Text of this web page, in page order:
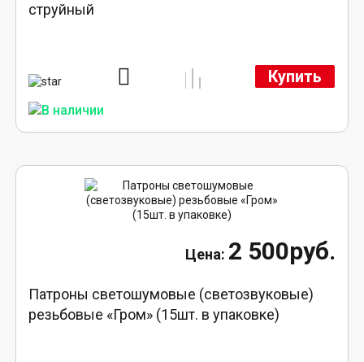
струйный
Купить
2 500руб.
Патроны светошумовые (светозвуковые)
резьбовые «Гром» (15шт. в упаковке)